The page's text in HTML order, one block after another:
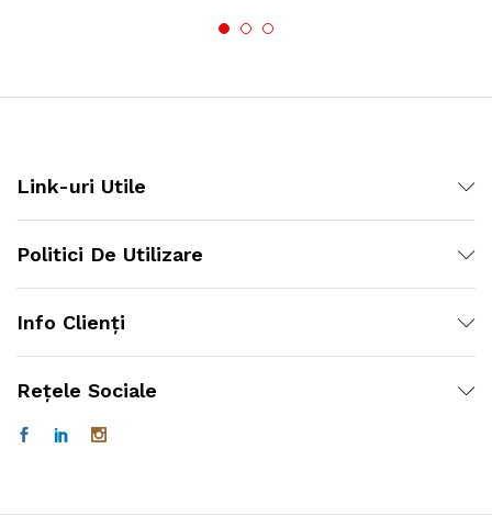
Link-uri Utile
Politici De Utilizare
Info Clienți
Rețele Sociale